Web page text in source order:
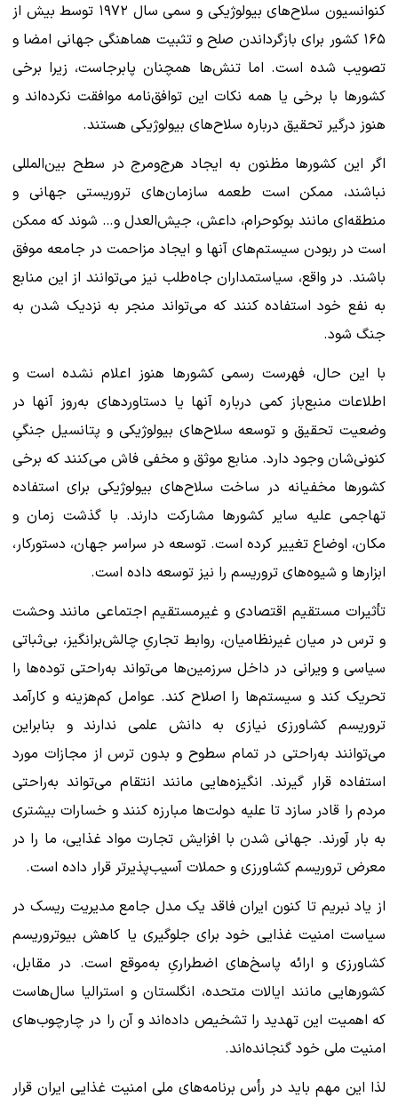
کنوانسیون سلاح‌های بیولوژیکی و سمی سال ۱۹۷۲ توسط بیش از
۱۶۵ کشور برای بازگرداندن صلح و تثبیت هماهنگی جهانی امضا و
تصویب شده است. اما تنش‌ها همچنان پابرجاست، زیرا برخی
کشورها با برخی یا همه نکات این توافق‌نامه موافقت نکرده‌اند و
هنوز درگیر تحقیق درباره سلاح‌های بیولوژیکی هستند.
اگر این کشورها مظنون به ایجاد هرج‌ومرج در سطح بین‌المللی
نباشند، ممکن است طعمه سازمان‌های تروریستی جهانی و
منطقه‌ای مانند بوکوحرام، داعش، جیش‌العدل و… شوند که ممکن
است در ربودن سیستم‌های آنها و ایجاد مزاحمت در جامعه موفق
باشند. در واقع، سیاستمداران جاه‌طلب نیز می‌توانند از این منابع
به نفع خود استفاده کنند که می‌تواند منجر به نزدیک شدن به
جنگ شود.
با این حال، فهرست رسمی کشورها هنوز اعلام نشده است و
اطلاعات منبع‌باز کمی درباره آنها یا دستاوردهای به‌روز آنها در
وضعیت تحقیق و توسعه سلاح‌های بیولوژیکی و پتانسیل جنگیِ
کنونی‌شان وجود دارد. منابع موثق و مخفی فاش می‌کنند که برخی
کشورها مخفیانه در ساخت سلاح‌های بیولوژیکی برای استفاده
تهاجمی علیه سایر کشورها مشارکت دارند. با گذشت زمان و
مکان، اوضاع تغییر کرده است. توسعه در سراسر جهان، دستورکار،
ابزارها و شیوه‌های تروریسم را نیز توسعه داده است.
تأثیرات مستقیم اقتصادی و غیرمستقیم اجتماعی مانند وحشت
و ترس در میان غیرنظامیان، روابط تجاریِ چالش‌برانگیز، بی‌ثباتی
سیاسی و ویرانی در داخل سرزمین‌ها می‌تواند به‌راحتی توده‌ها را
تحریک کند و سیستم‌ها را اصلاح کند. عوامل کم‌هزینه و کارآمد
تروریسم کشاورزی نیازی به دانش علمی ندارند و بنابراین
می‌توانند به‌راحتی در تمام سطوح و بدون ترس از مجازات مورد
استفاده قرار گیرند. انگیزه‌هایی مانند انتقام می‌تواند به‌راحتی
مردم را قادر سازد تا علیه دولت‌ها مبارزه کنند و خسارات بیشتری
به بار آورند. جهانی شدن با افزایش تجارت مواد غذایی، ما را در
معرض تروریسم کشاورزی و حملات آسیب‌پذیرتر قرار داده است.
از یاد نبریم تا کنون ایران فاقد یک مدل جامع مدیریت ریسک در
سیاست امنیت غذایی خود برای جلوگیری یا کاهش بیوتروریسم
کشاورزی و ارائه پاسخ‌های اضطراریِ به‌موقع است. در مقابل،
کشورهایی مانند ایالات متحده، انگلستان و استرالیا سال‌هاست
که اهمیت این تهدید را تشخیص داده‌اند و آن را در چارچوب‌های
امنیت ملی خود گنجانده‌اند.
لذا این مهم باید در رأس برنامه‌های ملی امنیت غذایی ایران قرار